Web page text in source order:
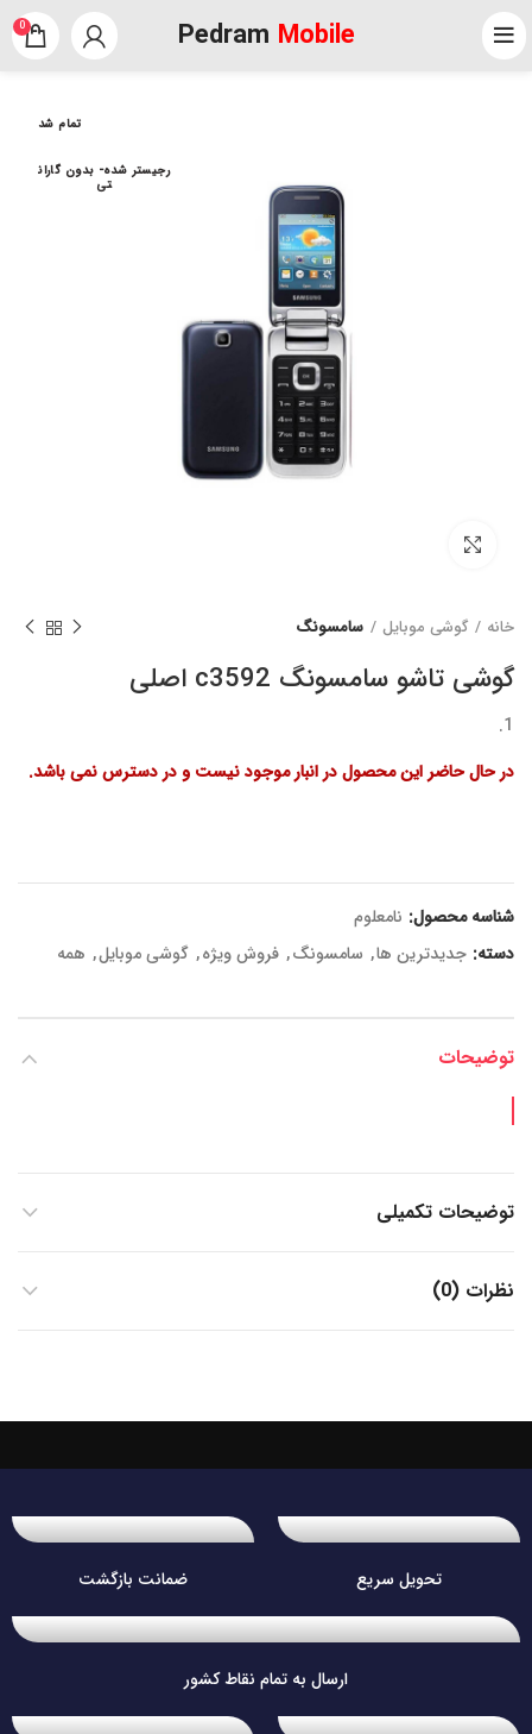
Pedram Mobile
0
تمام شد
رجیستر شده- بدون گاران
تی
خانه گوشی موبایل سامسونگ
گوشی تاشو سامسونگ c3592 اصلی
در حال حاضر این محصول در انبار موجود نیست و در دسترس نمی باشد.
شناسه محصول: نامعلوم
دسته: جدیدترین ها, سامسونگ, فروش ویژه, گوشی موبایل, همه
توضیحات
توضیحات تکمیلی
نظرات (0)
تحویل سریع ضمانت بازگشت
ارسال به تمام نقاط کشور